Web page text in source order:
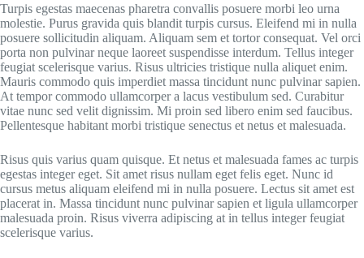
Turpis egestas maecenas pharetra convallis posuere morbi leo urna
molestie. Purus gravida quis blandit turpis cursus. Eleifend mi in nulla
posuere sollicitudin aliquam. Aliquam sem et tortor consequat. Vel orci
porta non pulvinar neque laoreet suspendisse interdum. Tellus integer
feugiat scelerisque varius. Risus ultricies tristique nulla aliquet enim.
Mauris commodo quis imperdiet massa tincidunt nunc pulvinar sapien.
At tempor commodo ullamcorper a lacus vestibulum sed. Curabitur
vitae nunc sed velit dignissim. Mi proin sed libero enim sed faucibus.
Pellentesque habitant morbi tristique senectus et netus et malesuada.
Risus quis varius quam quisque. Et netus et malesuada fames ac turpis
egestas integer eget. Sit amet risus nullam eget felis eget. Nunc id
cursus metus aliquam eleifend mi in nulla posuere. Lectus sit amet est
placerat in. Massa tincidunt nunc pulvinar sapien et ligula ullamcorper
malesuada proin. Risus viverra adipiscing at in tellus integer feugiat
scelerisque varius.